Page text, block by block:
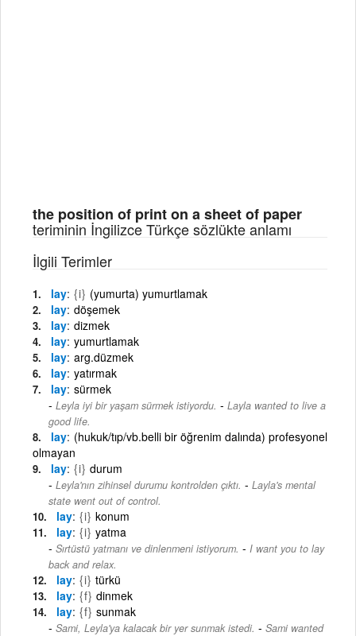
the position of print on a sheet of paper
teriminin İngilizce Türkçe sözlükte anlamı
İlgili Terimler
lay {i} (yumurta) yumurtlamak
lay döşemek
lay dizmek
lay yumurtlamak
lay arg.düzmek
lay yatırmak
lay sürmek
Leyla iyi bir yaşam sürmek istiyordu. - Layla wanted to live a
good life.
lay (hukuk/tıp/vb.belli bir öğrenim dalında) profesyonel
olmayan
lay {i} durum
Leyla'nın zihinsel durumu kontrolden çıktı. - Layla's mental
state went out of control.
lay {i} konum
lay {i} yatma
Sırtüstü yatmanı ve dinlenmeni istiyorum. - I want you to lay
back and relax.
lay {i} türkü
lay {f} dinmek
lay {f} sunmak
Sami, Leyla'ya kalacak bir yer sunmak istedi. - Sami wanted